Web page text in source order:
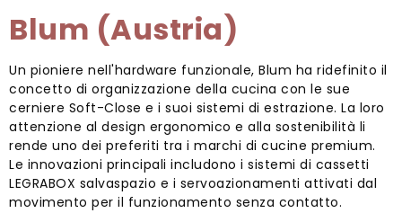
Blum (Austria)
Un pioniere nell'hardware funzionale, Blum ha ridefinito il
concetto di organizzazione della cucina con le sue
cerniere Soft-Close e i suoi sistemi di estrazione. La loro
attenzione al design ergonomico e alla sostenibilità li
rende uno dei preferiti tra i marchi di cucine premium.
Le innovazioni principali includono i sistemi di cassetti
LEGRABOX salvaspazio e i servoazionamenti attivati ​​dal
movimento per il funzionamento senza contatto.